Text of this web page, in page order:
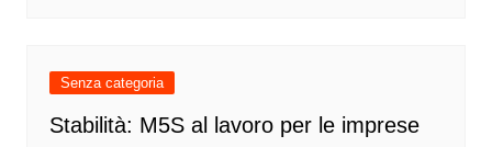
Senza categoria
Stabilità: M5S al lavoro per le imprese